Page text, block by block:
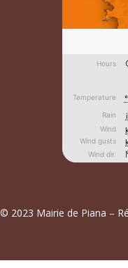
© 2023 Mairie de Piana –